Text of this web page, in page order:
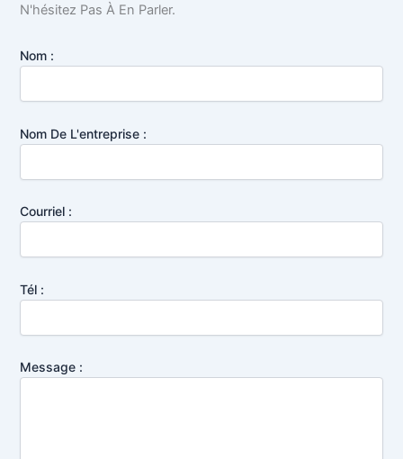
N'hésitez Pas À En Parler.
Nom :
Nom De L'entreprise :
Courriel :
Tél :
Message :